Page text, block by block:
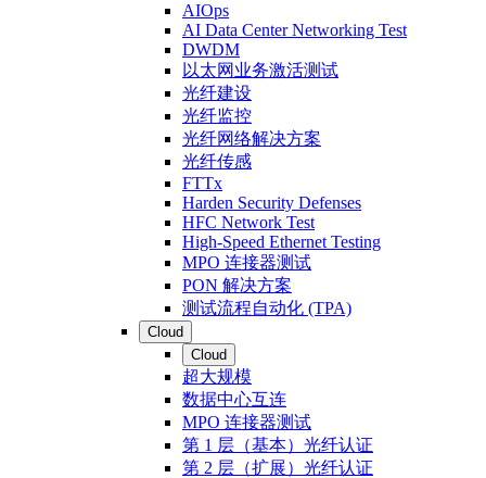
AIOps
AI Data Center Networking Test
DWDM
以太网业务激活测试
光纤建设
光纤监控
光纤网络解决方案
光纤传感
FTTx
Harden Security Defenses
HFC Network Test
High-Speed Ethernet Testing
MPO 连接器测试
PON 解决方案
测试流程自动化 (TPA)
Cloud
Cloud
超大规模
数据中心互连
MPO 连接器测试
第 1 层（基本）光纤认证
第 2 层（扩展）光纤认证